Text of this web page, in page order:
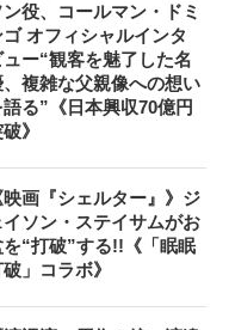
ン役、コールマン・ドミ
ゴ オフィシャルインタ
ュー“観客を魅了した名
、複雑な父親像への想い
語る”《日本興収70億円
》
映画『シェルター』》ジ
イソン・ステイサムがお
を“打破”する!!《「眠眠
」コラボ》